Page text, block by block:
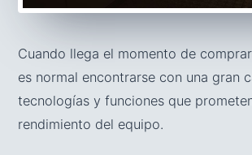
Cuando llega el momento de
es normal encontrarse con una gran
tecnologías y funciones que
rendimiento del equipo.